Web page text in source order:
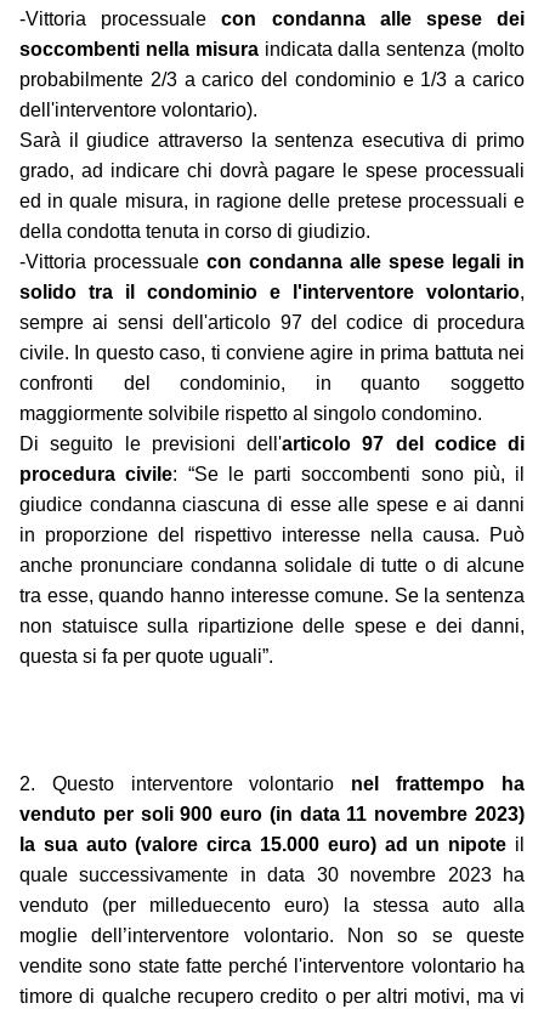
-Vittoria processualecon condanna alle spese dei
soccombenti nella misuraindicata dalla sentenza (molto
probabilmente 2/3 a carico del condominio e 1/3 a carico
dell'interventore volontario).
Sarà il giudice attraverso la sentenza esecutiva di primo
grado, ad indicare chi dovrà pagare le spese processuali
ed in quale misura, in ragione delle pretese processuali e
della condotta tenuta in corso di giudizio.
-Vittoria processuale con condanna alle spese legali in
solido tra il condominio e l'interventore volontario,
sempre ai sensi dell'articolo 97 del codice di procedura
civile. In questo caso, ti conviene agire in prima battuta nei
confronti del condominio, in quanto soggetto
maggiormente solvibile rispetto al singolo condomino.
Di seguito le previsioni dell'articolo 97 del codice di
procedura civile: “Se le parti soccombenti sono più, il
giudice condanna ciascuna di esse alle spese e ai danni
in proporzione del rispettivo interesse nella causa. Può
anche pronunciare condanna solidale di tutte o di alcune
tra esse, quando hanno interesse comune. Se la sentenza
non statuisce sulla ripartizione delle spese e dei danni,
questa si fa per quote uguali”.
2. Questo interventore volontario nel frattempo ha
venduto per soli 900 euro (in data 11 novembre 2023)
la sua auto (valore circa 15.000 euro) ad un nipote il
quale successivamente in data 30 novembre 2023 ha
venduto (per milleduecento euro) la stessa auto alla
moglie dell’interventore volontario. Non so se queste
vendite sono state fatte perché l'interventore volontario ha
timore di qualche recupero credito o per altri motivi, ma vi